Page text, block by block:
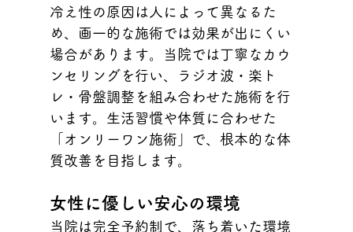
冷え性の原因は人によって異なるた
め、画一的な施術では効果が出にくい
場合があります。当院では丁寧なカウ
ンセリングを行い、ラジオ波・楽ト
レ・骨盤調整を組み合わせた施術を行
います。生活習慣や体質に合わせた
「オンリーワン施術」で、根本的な体
質改善を目指します。
女性に優しい安心の環境
当院は完全予約制で、落ち着いた環境